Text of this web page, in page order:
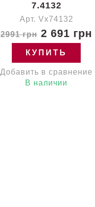
7.4132
Арт. Vx74132
2991 грн 2 691 грн
КУПИТЬ
Добавить в сравнение
В наличии